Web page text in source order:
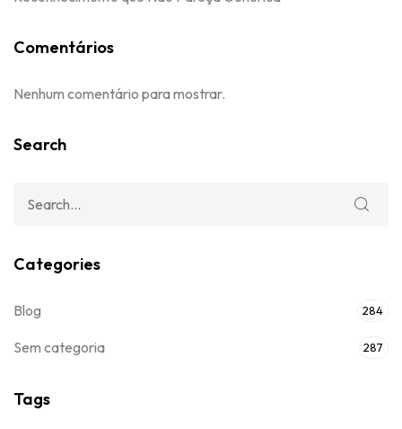
Comentários
Nenhum comentário para mostrar.
Search
Categories
Blog 284
Sem categoria 287
Tags